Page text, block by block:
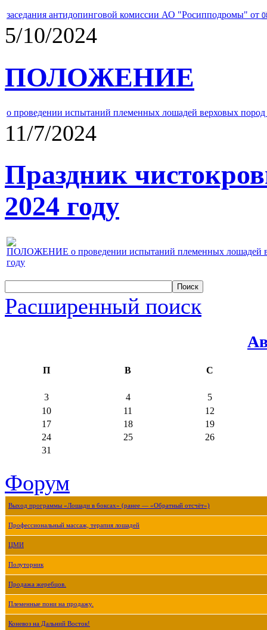
заседания антидопинговой комиссии АО "Росипподромы" от
5/10/2024
ПОЛОЖЕНИЕ
о проведении испытаний племенных лошадей верховых
11/7/2024
Праздник
2024 году
ПОЛОЖЕНИЕ о проведении испытаний племенных лошадей
году
Расширенный поиск
П В С
3 4
5
10
11
12
17
18
19
24
25
26
31
Форум
Выход программы «Лошади в боксах» (ранее — «Обратный отсчёт»)
Профессиональный массаж, терапия лошадей
ЦМИ
Полуторник
Продажа жеребцов.
Племенные пони на продажу.
Коневоз на Дальний Восток!